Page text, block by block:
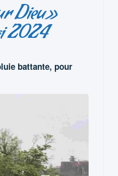
Dieu»
2024
battante, pour